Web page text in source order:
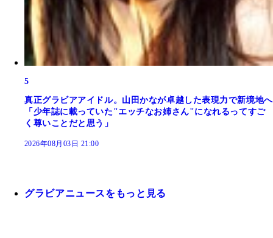
5
真正グラビアアイドル。山田かなが卓越した表現力で新境地へ
「少年誌に載っていた"エッチなお姉さん"になれるってすご
く尊いことだと思う」
2026年08月03日 21:00
グラビアニュースをもっと見る